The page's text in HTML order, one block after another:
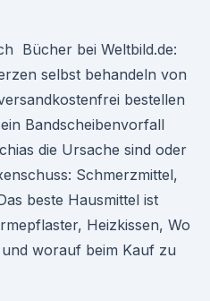
Bücher bei Weltbild.de:
selbst behandeln von
bestellen
Bandscheibenvorfall
die Ursache sind oder
Schmerzmittel,
beste Hausmittel ist
Heizkissen, Wo
worauf beim Kauf zu